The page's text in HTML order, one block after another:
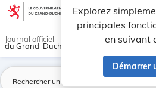
Aller au contenu account_circle
Explorez
principales
en suivant
Démarrer
Journal officiel
du Grand-Duché de Luxembourg